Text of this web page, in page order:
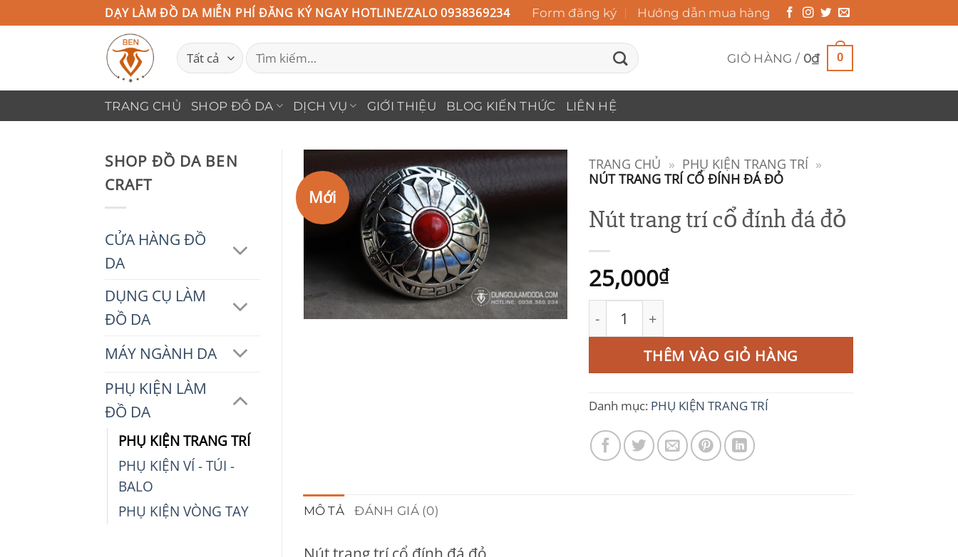
DẠY LÀM ĐỒ DA MIỄN PHÍ ĐĂNG KÝ NGAY HOTLINE/ZALO 0938369234 Form đăng ký Hướng dẫn mua hàng
Tìm
kiếm:
GIỎ HÀNG / 0₫ 0
TRANG CHỦ SHOP ĐỒ DA DỊCH VỤ GIỚI THIỆU BLOG KIẾN THỨC LIÊN HỆ
SHOP ĐỒ DA BEN
CRAFT
CỬA HÀNG ĐỒ
DA
DỤNG CỤ LÀM
ĐỒ DA
MÁY NGÀNH DA
PHỤ KIỆN LÀM
ĐỒ DA
PHỤ KIỆN TRANG TRÍ
PHỤ KIỆN VÍ - TÚI -
BALO
PHỤ KIỆN VÒNG TAY
Mới
TRANG CHỦ » PHỤ KIỆN TRANG TRÍ »
NÚT TRANG TRÍ CỔ ĐÍNH ĐÁ ĐỎ
Nút trang trí cổ đính đá đỏ
25,000₫
Nút trang trí cổ đính đá đỏ số lượng
THÊM VÀO GIỎ HÀNG
Danh mục: PHỤ KIỆN TRANG TRÍ
MÔ TẢ ĐÁNH GIÁ (0)